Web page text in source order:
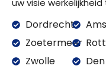
uw visie
Dordrecht
Zoetermeer
Zwolle